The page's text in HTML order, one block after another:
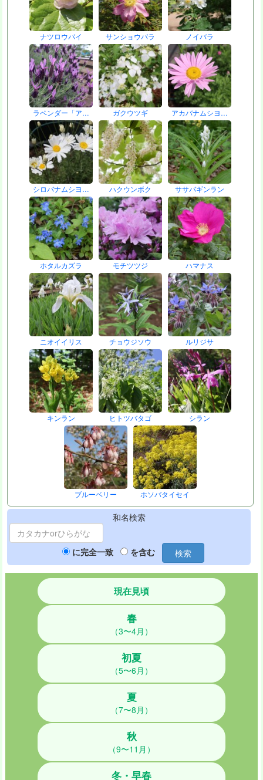
ナツロウバイ サンショウバラ ノイバラ
ラベンダー「ア… ガクウツギ アカバナムシヨ…
シロバナムシヨ… ハクウンボク ササバギンラン
ホタルカズラ モチツツジ ハマナス
ニオイイリス チョウジソウ ルリジサ
キンラン ヒトツバタゴ シラン
ブルーベリー ホソバタイセイ
和名検索
に完全一致 を含む 検索
現在見頃
春
（3〜4月）
初夏
（5〜6月）
夏
（7〜8月）
秋
（9〜11月）
冬・早春